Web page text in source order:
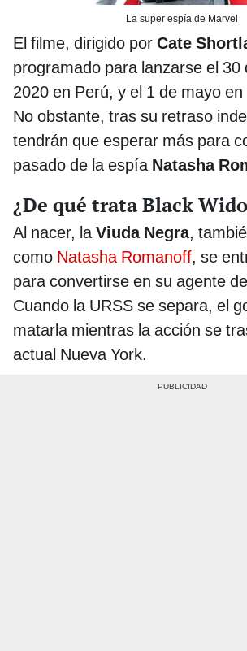
La super espía de Marvel
El filme, dirigido por Cate
programado para lanzarse el 30
2020 en Perú, y el 1 de mayo
No obstante, tras su retraso
tendrán que esperar más para
pasado de la espía Natasha
¿De qué trata Black
Al nacer, laViuda Negra,
como Natasha Romanoff, se
para convertirse en su agente
Cuando la URSS se separa, el
matarla mientras la acción se
actual Nueva York.